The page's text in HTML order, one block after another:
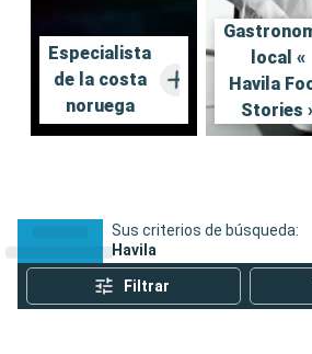
Especialista
de la costa
noruega
local «
Havila
Stories
Sus criterios de búsqueda:
Havila
Filtrar